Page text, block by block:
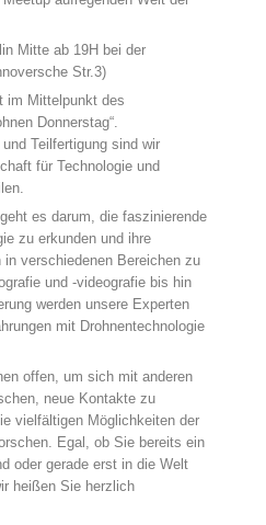
Mitte ab 19H bei der
Str.3)
im Mittelpunkt des
Donnerstag“.
Teilfertigung sind wir
für Technologie und
es darum, die faszinierende
zu erkunden und ihre
verschiedenen Bereichen zu
und -videografie bis hin
werden unsere Experten
mit Drohnentechnologie
offen, um sich mit anderen
neue Kontakte zu
vielfältigen Möglichkeiten der
Egal, ob Sie bereits ein
oder gerade erst in die Welt
heißen Sie herzlich